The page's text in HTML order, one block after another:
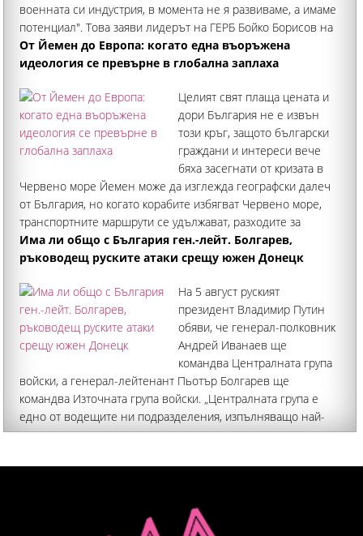
военната си индустрия, в момента не я развиваме, а имаме
потенциал". Това заяви лидерът на ГЕРБ Бойко Борисов на
брифинг в Търговище
От Йемен до Европа: когато една въоръжена
идеология се превърне в глобална заплаха
Целият свят плаща цената и
дори България не е извън
този кръг, защото български
граждани и интереси вече
бяха засегнати от кризата в
Червено море Йемен може да изглежда географски далеч
от България, но когато корабите избягват Червено море,
транспортните маршрути се удължават, разходите за
превоз, застраховане и логистика нарастват
Има ли общо с България ген.-лейт. Болгарев,
ръководещ руските атаки срещу южен Донецк
На 5 август руският
президент Владимир Путин
обяви, че генерал-полковник
Андрей Иванаев ще
командва Централната група
войски, а генерал-лейтенант Пьотър Болгарев ще
командва Източната група войски. „Централната група е
едно от водещите ни подразделения, изпълняващо най-
важните и решаващи задачи по освобождаването на